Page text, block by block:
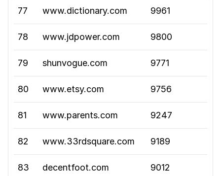
77 www.dictionary.com 9961
78 www.jdpower.com 9800
79 shunvogue.com 9771
80 www.etsy.com 9756
81 www.parents.com 9247
82 www.33rdsquare.com 9189
83 decentfoot.com 9012